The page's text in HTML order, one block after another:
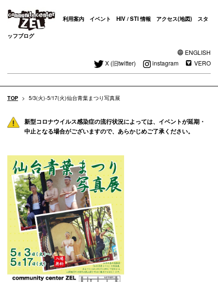
利用案内 イベント HIV / STI 情報 アクセス(地図) スタ
ッフブログ
ENGLISH
X (旧twitter)
instagram VERO
TOP > 5/3(火)-5/17(火)仙台青葉まつり写真展
新型コロナウイルス感染症の流行状況によっては、イベントが延期・
中止となる場合がございますので、あらかじめご了承ください。